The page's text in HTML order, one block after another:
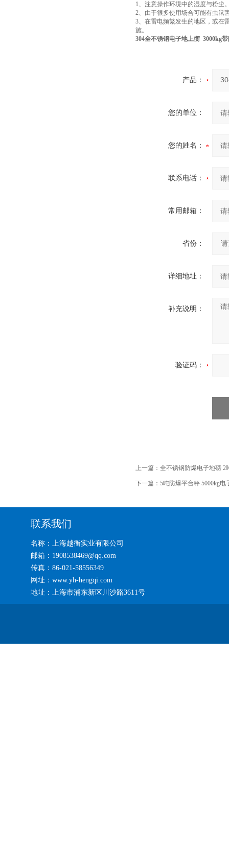
1、注意操作环境中的湿度与粉尘
2、由于很多使用场合可能有虫鼠
3、在雷电频繁发生的地区，或在
施。
304全不锈钢电子地上衡 3000kg
产品：
您的单位：
您的姓名：
联系电话：
常用邮箱：
省份：
详细地址：
补充说明：
验证码：
上一篇： 全不锈钢防爆电子地磅 2
下一篇： 5吨防爆平台秤 5000kg电
联系我们
名称：上海越衡实业有限公司
邮箱：1908538469@qq.com
传真：86-021-58556349
网址：www.yh-hengqi.com
地址：上海市浦东新区川沙路3611号